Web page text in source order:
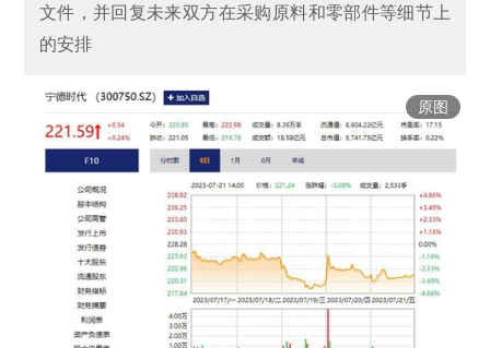
文件，并回复未来双方在采购原料和零部件等细节上
的安排
原图